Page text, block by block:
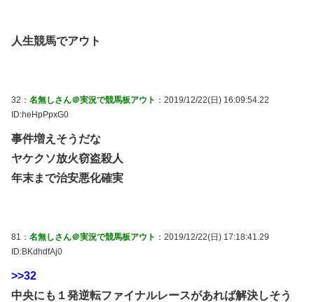
人生競馬でアウト
32： 名無しさん＠実況で競馬板アウト ：2019/12/22(日) 16:09:54.22
ID:heHpPpxG0
事件増えそうだな
ヤケクソ放火窃盗殺人
年末まで治安悪化確実
81： 名無しさん＠実況で競馬板アウト ：2019/12/22(日) 17:18:41.29
ID:BKdhdfAj0
>>32
中央にも１発逆転ファイナルレースがあれば解決しそう